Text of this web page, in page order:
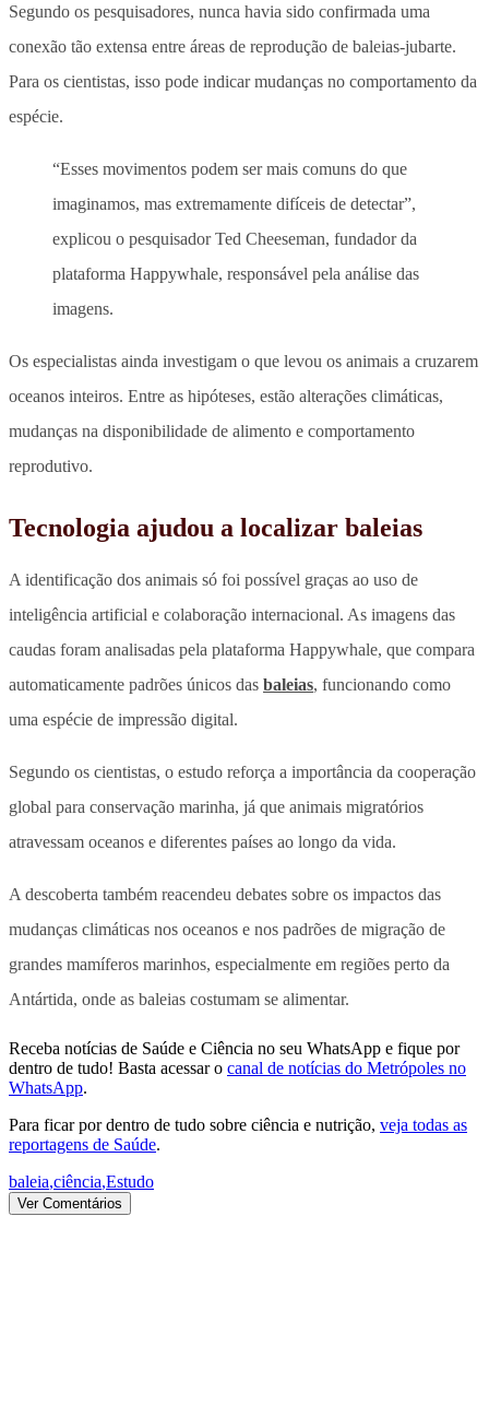
Segundo os pesquisadores, nunca havia sido confirmada uma
conexão tão extensa entre áreas de reprodução de baleias-jubarte.
Para os cientistas, isso pode indicar mudanças no comportamento da
espécie.
“Esses movimentos podem ser mais comuns do que
imaginamos, mas extremamente difíceis de detectar”,
explicou o pesquisador Ted Cheeseman, fundador da
plataforma Happywhale, responsável pela análise das
imagens.
Os especialistas ainda investigam o que levou os animais a cruzarem
oceanos inteiros. Entre as hipóteses, estão alterações climáticas,
mudanças na disponibilidade de alimento e comportamento
reprodutivo.
Tecnologia ajudou a localizar baleias
A identificação dos animais só foi possível graças ao uso de
inteligência artificial e colaboração internacional. As imagens das
caudas foram analisadas pela plataforma Happywhale, que compara
automaticamente padrões únicos das baleias, funcionando como
uma espécie de impressão digital.
Segundo os cientistas, o estudo reforça a importância da cooperação
global para conservação marinha, já que animais migratórios
atravessam oceanos e diferentes países ao longo da vida.
A descoberta também reacendeu debates sobre os impactos das
mudanças climáticas nos oceanos e nos padrões de migração de
grandes mamíferos marinhos, especialmente em regiões perto da
Antártida, onde as baleias costumam se alimentar.
Receba notícias de Saúde e Ciência no seu WhatsApp e fique por
dentro de tudo! Basta acessar o canal de notícias do Metrópoles no
WhatsApp.
Para ficar por dentro de tudo sobre ciência e nutrição, veja todas as
reportagens de Saúde.
baleia,ciência,Estudo
Ver Comentários